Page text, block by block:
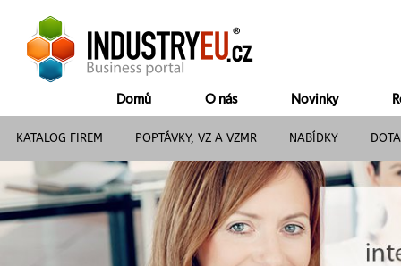
Domů O nás Novinky
KATALOG FIREM POPTÁVKY, VZ A VZMR NABÍDKY